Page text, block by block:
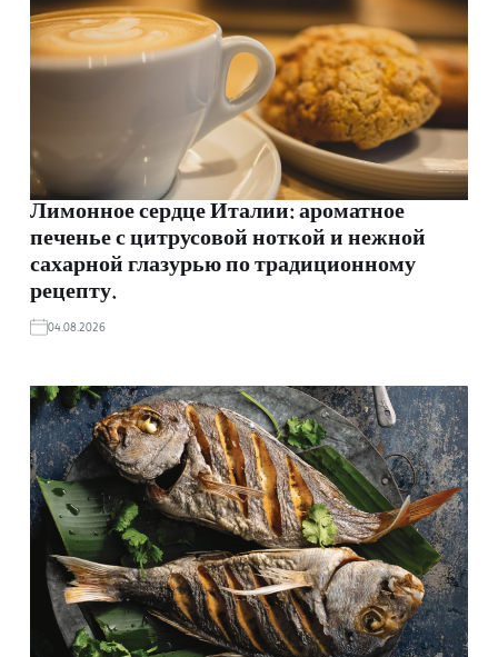
Лимонное сердце Италии: ароматное
печенье с цитрусовой ноткой и нежной
сахарной глазурью по традиционному
рецепту.
04.08.2026